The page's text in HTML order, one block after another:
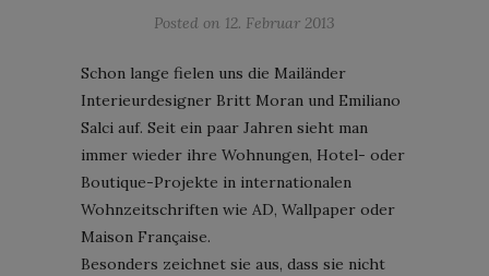
Posted on 12. Februar 2013
Schon lange fielen uns die Mailänder
Interieurdesigner Britt Moran und Emiliano
Salci auf. Seit ein paar Jahren sieht man
immer wieder ihre Wohnungen, Hotel- oder
Boutique-Projekte in internationalen
Wohnzeitschriften wie AD, Wallpaper oder
Maison Française.
Besonders zeichnet sie aus, dass sie nicht